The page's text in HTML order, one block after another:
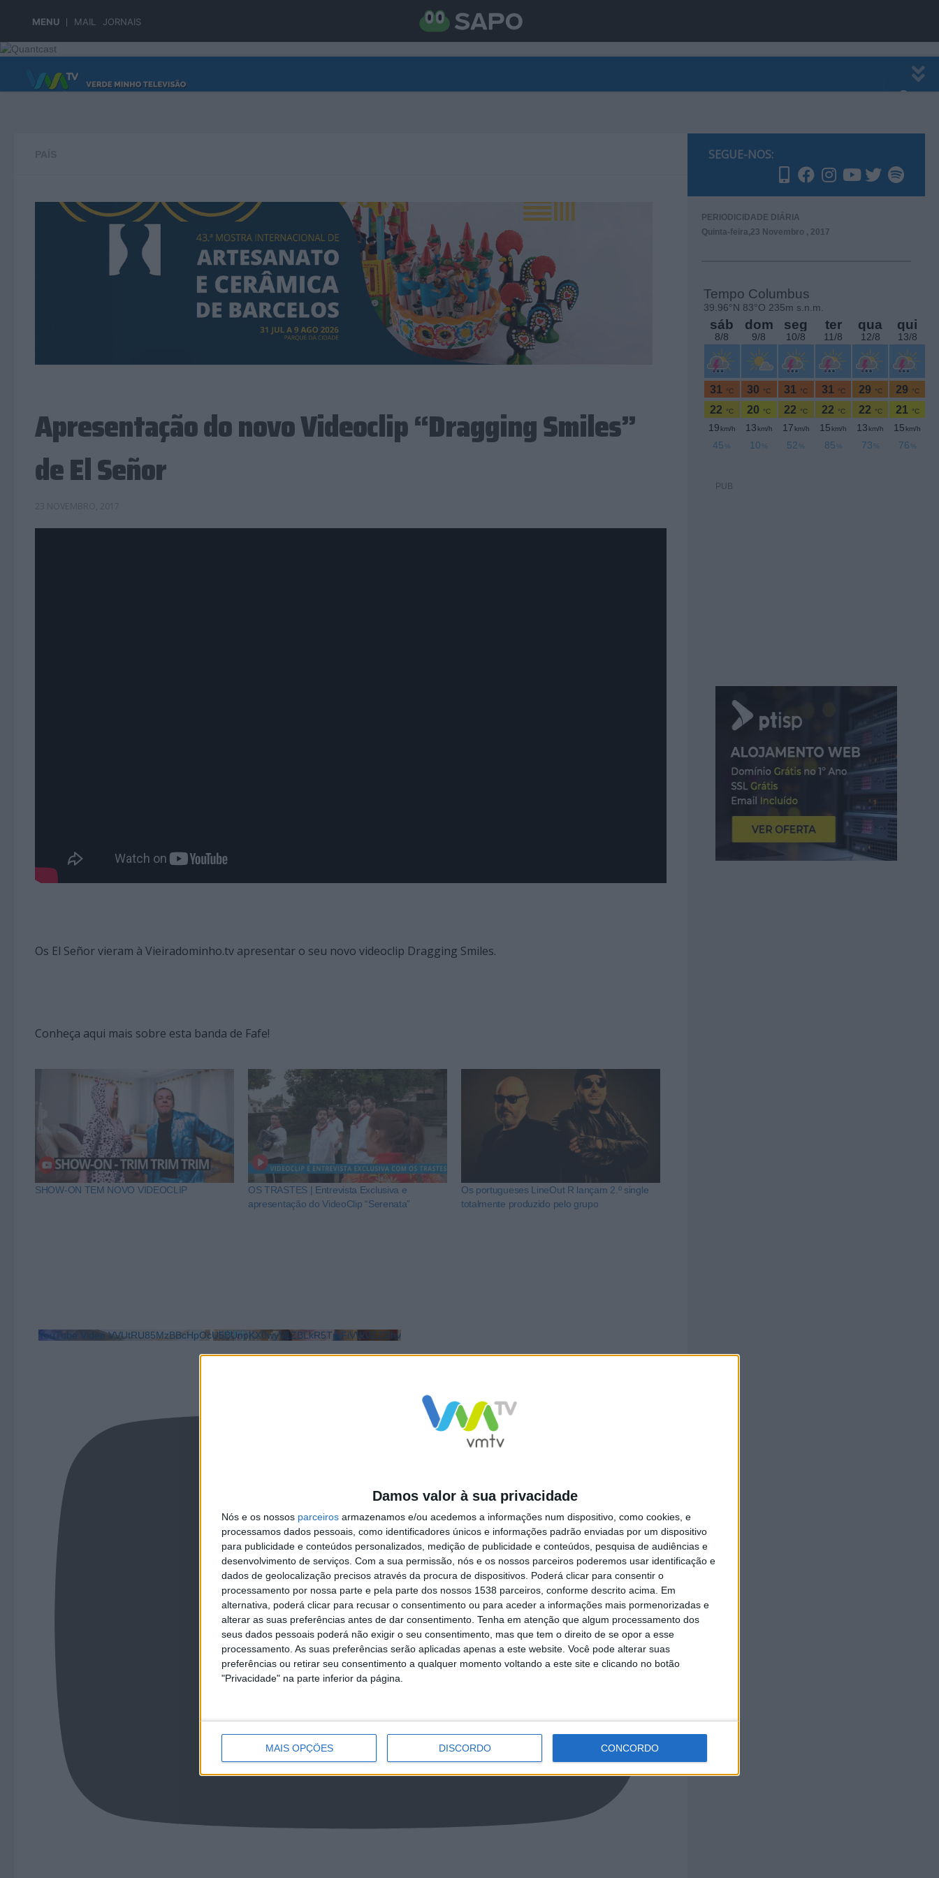
MENU MAIL JORNAIS
Damos valor à sua privacidade
Nós e os nossos parceiros armazenamos e/ou acedemos a informações num dispositivo, como cookies, e
processamos dados pessoais, como identificadores únicos e informações padrão enviadas por um dispositivo
para publicidade e conteúdos personalizados, medição de publicidade e conteúdos, pesquisa de audiências e
desenvolvimento de serviços. Com a sua permissão, nós e os nossos parceiros poderemos usar identificação e
dados de geolocalização precisos através da procura de dispositivos. Poderá clicar para consentir o
processamento por nossa parte e pela parte dos nossos 1538 parceiros, conforme descrito acima. Em
alternativa, poderá clicar para recusar o consentimento ou para aceder a informações mais pormenorizadas e
alterar as suas preferências antes de dar consentimento. Tenha em atenção que algum processamento dos
seus dados pessoais poderá não exigir o seu consentimento, mas que tem o direito de se opor a esse
processamento. As suas preferências serão aplicadas apenas a este website. Você pode alterar suas
preferências ou retirar seu consentimento a qualquer momento voltando a este site e clicando no botão
"Privacidade" na parte inferior da página.
MAIS OPÇÕES DISCORDO CONCORDO
Skip to content
Apresentação do novo Videoclip “Dragging Smiles”
de El Señor
Os El Señor vieram à Vieiradominho.tv apresentar o seu novo videoclip Dragging Smiles.
Conheça aqui mais sobre esta banda de Fafe!
SHOW-ON TEM NOVO VIDEOCLIP
OS TRASTES | Entrevista Exclusiva e
apresentação do VideoClip “Serenata”
Os portugueses LineOut R lançam 2.º single
totalmente produzido pelo grupo
YouTube Video VVUtRU85MzBBcHpOcU5BUnpKX0wyV1ZBLkR5TmFiVWVZZDhv
SEGUE-NOS:
PERIODICIDADE DIÁRIA
Quinta-feira,23 Novembro , 2017
PUB